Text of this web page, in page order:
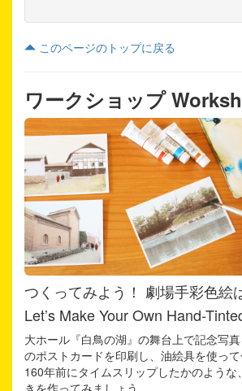
このページのトップに戻る
ワークショップ
つくってみよう！ 劇場手彩色絵
Let’s Make Your Own Hand-
大ホール『白鳥の湖』の舞台上で記念写
のポストカードを印刷し、油絵具を使って
160年前にタイムスリップしたかのよう
きを作ってみましょう。